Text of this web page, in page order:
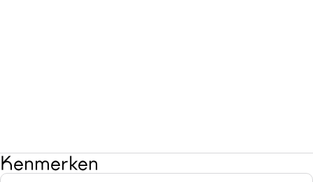
Kenmerken